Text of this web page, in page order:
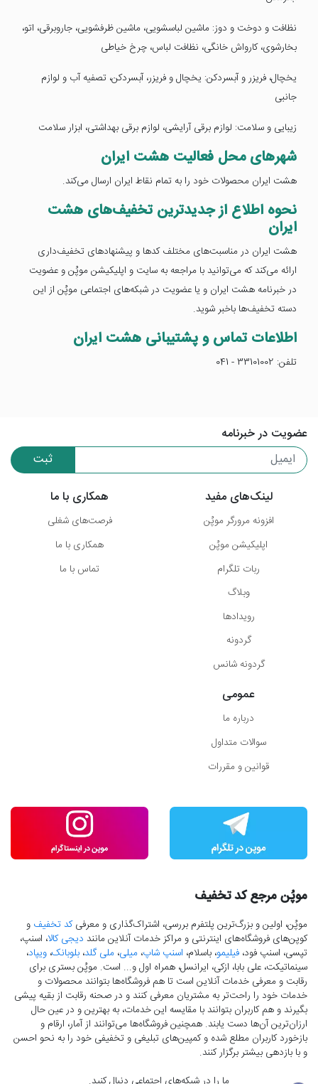
نظافت و دوخت و دوز: ماشین لباسشویی، ماشین ظرفشویی، جاروبرقی، اتو،
بخارشوی، کارواش خانگی، نظافت لباس، چرخ خیاطی
یخچال، فریزر و آبسردکن: یخچال و فریزر، آبسردکن، تصفیه آب و لوازم
جانبی
زیبایی و سلامت: لوازم برقی آرایشی، لوازم برقی بهداشتی، ابزار سلامت
شهرهای محل فعالیت هشت ایران
هشت ایران محصولات خود را به تمام نقاط ایران ارسال می‌کند.
نحوه اطلاع از جدیدترین تخفیف‌های هشت
ایران
هشت ایران در مناسبت‌های مختلف کدها و پیشنهادهای تخفیف‌داری
ارائه می‌کند که می‌توانید با مراجعه به سایت و اپلیکیشن موپُن و عضویت
در خبرنامه هشت ایران و یا عضویت در شبکه‌های اجتماعی موپُن از این
دسته تخفیف‌ها باخبر شوید.
اطلاعات تماس و پشتیبانی هشت ایران
تلفن: 33101002 - 041
عضویت در خبرنامه
ثبت
لینک‌های مفید
افزونه مرورگر موپُن
اپلیکیشن موپُن
ربات تلگرام
وبلاگ
رویدادها
گردونه
گردونه شانس
همکاری با ما
فرصت‌های شغلی
همکاری با ما
تماس با ما
عمومی
درباره ما
سوالات متداول
قوانین و مقررات
موپُن مرجع کد تخفیف
موپُن، اولین و بزرگ‌ترین پلتفرم بررسی، اشتراک‌گذاری و معرفیکد تخفیف و
کوپن‌های فروشگاه‌های اینترنتی و مراکز خدمات آنلاین مانند دیجی کالا، اسنپ،
تپسی، اسنپ فود، فیلیمو، باسلام، اسنپ شاپ، میلی، ملی گلد، بلوبانک، ویپاد،
سینماتیکت، علی بابا، ازکی، ایرانسل، همراه اول و... است. موپُن بستری برای
رقابت و معرفی خدمات آنلاین است تا هم فروشگاه‌ها بتوانند محصولات و
خدمات خود را راحت‌تر به مشتریان معرفی کنند و در صحنه رقابت از بقیه پیشی
بگیرند و هم کاربران بتوانند با مقایسه این خدمات، به بهترین و در عین حال
ارزان‌ترین آن‌ها دست‌ یابند. همچنین فروشگاه‌ها می‌توانند از آمار، ارقام و
بازخورد کاربران مطلع شده و کمپین‌های تبلیغی و تخفیفی خود را به نحو احسن
و با بازدهی بیشتر برگزار کنند.